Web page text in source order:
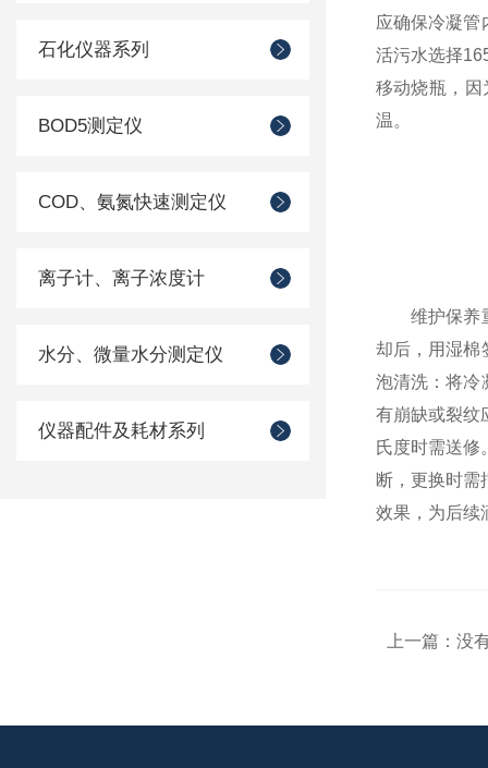
石化仪器系列
BOD5测定仪
COD、氨氮快速测定仪
离子计、离子浓度计
水分、微量水分测定仪
仪器配件及耗材系列
应确保冷凝管
活污水选择
移动烧瓶，
温。
维护保养重
却后，用湿棉
泡清洗：将冷
有崩缺或裂纹
氏度时需送修
断，更换时
效果，为后续
上一篇：没